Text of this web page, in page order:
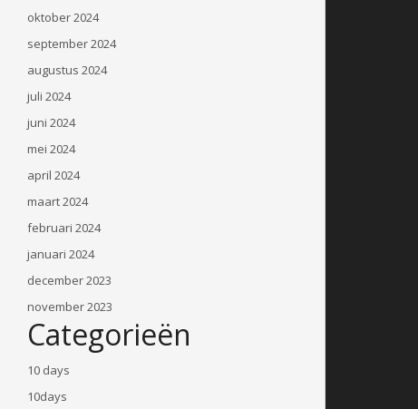
oktober 2024
september 2024
augustus 2024
juli 2024
juni 2024
mei 2024
april 2024
maart 2024
februari 2024
januari 2024
december 2023
november 2023
Categorieën
10 days
10days